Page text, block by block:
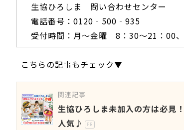
生協ひろしま 問い合わせセンター
電話番号：0120‐500‐935
受付時間：月～金曜 8：30～21：00
こちらの記事もチェック▼
関連記事
生協ひろしま未加入の方は必見
人気♪
PR